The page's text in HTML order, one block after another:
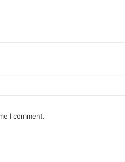
I comment.